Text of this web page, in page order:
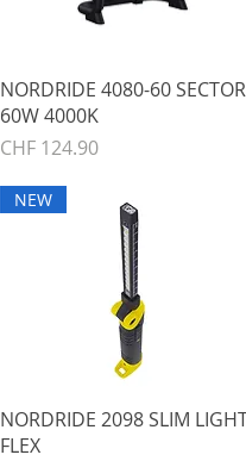
Schnellansicht
NORDRIDE 4080-60 SECTOR
60W 4000K
Preis
CHF 124.90
Schnellansicht
NEW
NORDRIDE 2098 SLIM
FLEX